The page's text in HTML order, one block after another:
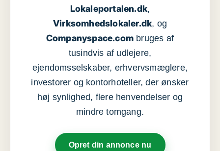
Lokaleportalen.dk,
Virksomhedslokaler.dk, og
Companyspace.com bruges af
tusindvis af udlejere,
ejendomsselskaber, erhvervsmæglere,
investorer og kontorhoteller, der ønsker
høj synlighed, flere henvendelser og
mindre tomgang.
Opret din annonce nu